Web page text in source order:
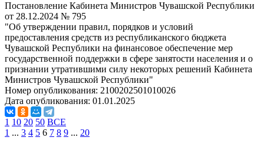
Постановление Кабинета Министров Чувашской Республики
от 28.12.2024 № 795
"Об утверждении правил, порядков и условий
предоставления средств из республиканского бюджета
Чувашской Республики на финансовое обеспечение мер
государственной поддержки в сфере занятости населения и о
признании утратившими силу некоторых решений Кабинета
Министров Чувашской Республики"
Номер опубликования: 2100202501010026
Дата опубликования: 01.01.2025
1 10 20 50 ВСЕ
1 ... 3 4 5 6 7 8 9 ... 20